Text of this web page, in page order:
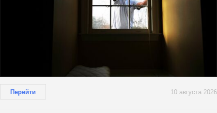
Перейти 10 августа 2026